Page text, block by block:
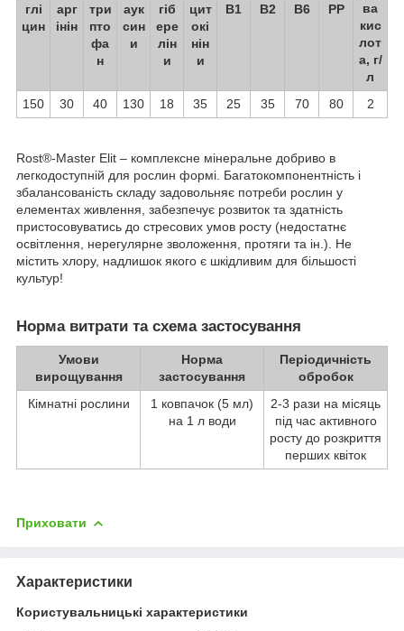
ва
кис
лот
а, г/
л
глі
цин
арг
інін
три
пто
фа
н
аук
син
и
гіб
ере
лін
и
цит
окі
нін
и
В1 В2 В6 РР
150 30 40 130 18 35 25 35 70 80 2
Rost®-Master Elit – комплексне мінеральне добриво в
легкодоступній для рослин формі. Багатокомпонентність і
збалансованість складу задовольняє потреби рослин у
елементах живлення, забезпечує розвиток та здатність
пристосовуватись до стресових умов росту (недостатнє
освітлення, нерегулярне зволоження, протяги та ін.). Не
містить хлору, надлишок якого є шкідливим для більшості
культур!
Норма витрати та схема застосування
Умови
вирощування
Норма
застосування
Періодичність
обробок
Кімнатні рослини
1 ковпачок (5 мл)
на 1 л води
2-3 рази на місяць
під час активного
росту до розкриття
перших квіток
Приховати
Характеристики
Користувальницькі характеристики